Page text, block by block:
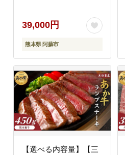
ギフト 贈り物 贈答用
豪華 おかず 簡単 手軽
贅沢 ご褒美 お祝い 人
気 晩ご飯 熊本県 阿蘇
39,000円
熊本県 阿蘇市
【選べる内容量】【三